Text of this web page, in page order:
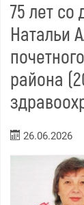
75 лет
Натальи
района
26.06.2026